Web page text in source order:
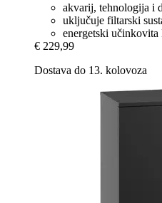
akvarij, tehnologija i
uključuje filtarski
energetski
€ 229,99
Dostava do 13. kolovoza